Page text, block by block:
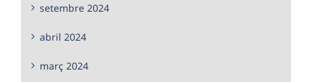
setembre 2024
abril 2024
març 2024